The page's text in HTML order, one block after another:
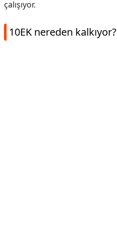
çalışıyor.
10EK nereden kalkıyor?